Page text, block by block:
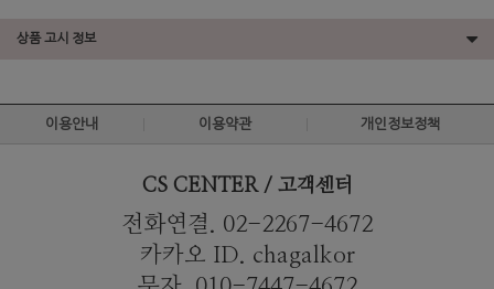
상품 고시 정보
이용안내 이용약관 개인정보정책
CS CENTER / 고객센터
전화연결. 02-2267-4672
카카오 ID. chagalkor